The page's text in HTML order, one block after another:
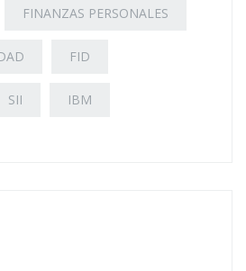
FINANZAS PERSONALES
FID
SII IBM